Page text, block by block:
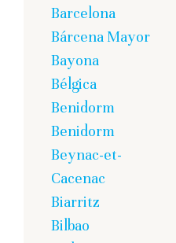
Barcelona
Bárcena Mayor
Bayona
Bélgica
Benidorm
Benidorm
Beynac-et-
Cacenac
Biarritz
Bilbao